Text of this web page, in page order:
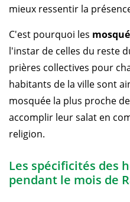
mieux ressentir la
C'est pourquoi les
l'instar de celles du reste
prières collectives pour
habitants de la ville sont
mosquée la plus proche
accomplir leur salat en
religion.
Les spécificités des
pendant le mois de